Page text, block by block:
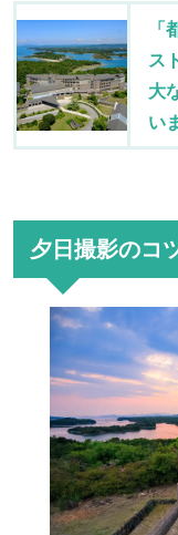
ス
大
い
夕日撮影のコ